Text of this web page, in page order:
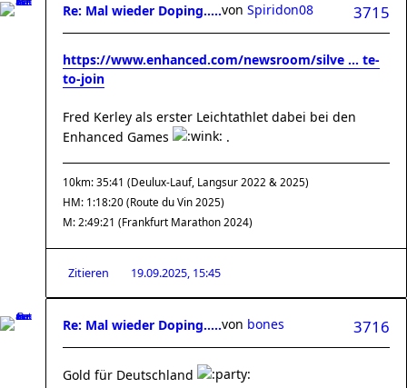
Re: Mal wieder Doping..... 3715
von Spiridon08
https://www.enhanced.com/newsroom/silve ... te-
to-join
Fred Kerley als erster Leichtathlet dabei bei den
Enhanced Games
.
10km: 35:41 (Deulux-Lauf, Langsur 2022 & 2025)
HM: 1:18:20 (Route du Vin 2025)
M: 2:49:21 (Frankfurt Marathon 2024)
Zitieren 19.09.2025, 15:45
Re: Mal wieder Doping..... 3716
von bones
Gold für Deutschland